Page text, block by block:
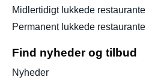
Midlertidigt lukkede
Permanent lukkede
Find nyheder og tilbud
Nyheder